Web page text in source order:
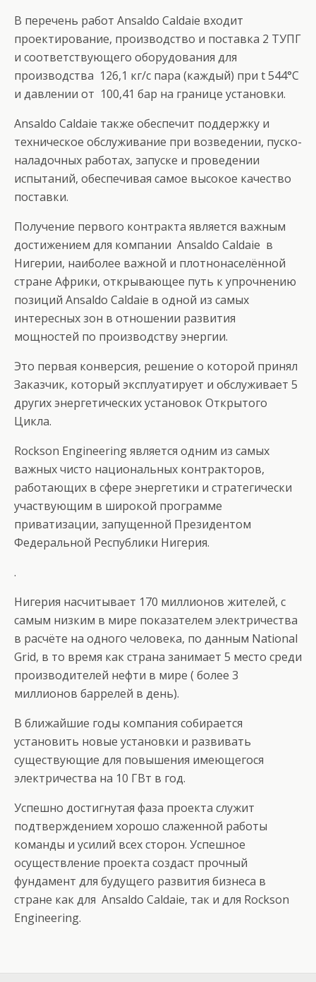
В перечень работ Ansaldo Caldaie входит
проектирование, производство и поставка 2 ТУПГ
и соответствующего оборудования для
производства 126,1 кг/с пара (каждый) при t 544°C
и давлении от 100,41 бар на границе установки.
Ansaldo Caldaie также обеспечит поддержку и
техническое обслуживание при возведении, пуско-
наладочных работах, запуске и проведении
испытаний, обеспечивая самое высокое качество
поставки.
Получение первого контракта является важным
достижением для компании Ansaldo Caldaie в
Нигерии, наиболее важной и плотнонаселённой
стране Африки, открывающее путь к упрочнению
позиций Ansaldo Caldaie в одной из самых
интересных зон в отношении развития
мощностей по производству энергии.
Это первая конверсия, решение о которой принял
Заказчик, который эксплуатирует и обслуживает 5
других энергетических установок Открытого
Цикла.
Rockson Engineering является одним из самых
важных чисто национальных контракторов,
работающих в сфере энергетики и стратегически
участвующим в широкой программе
приватизации, запущенной Президентом
Федеральной Республики Нигерия.
.
Нигерия насчитывает 170 миллионов жителей, с
самым низким в мире показателем электричества
в расчёте на одного человека, по данным National
Grid, в то время как страна занимает 5 место среди
производителей нефти в мире ( более 3
миллионов баррелей в день).
В ближайшие годы компания собирается
установить новые установки и развивать
существующие для повышения имеющегося
электричества на 10 ГВт в год.
Успешно достигнутая фаза проекта служит
подтверждением хорошо слаженной работы
команды и усилий всех сторон. Успешное
осуществление проекта создаст прочный
фундамент для будущего развития бизнеса в
стране как для Ansaldo Caldaie, так и для Rockson
Engineering.